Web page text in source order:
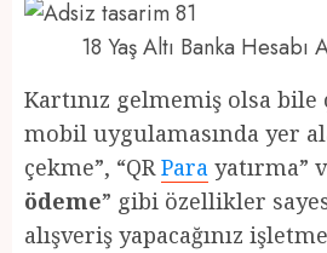
18 Yaş Altı Banka Hesabı
Kartınız gelmemiş olsa bile
mobil uygulamasında yer
çekme”, “QRPara yatırma”
ödeme” gibi özellikler
alışveriş yapacağınız